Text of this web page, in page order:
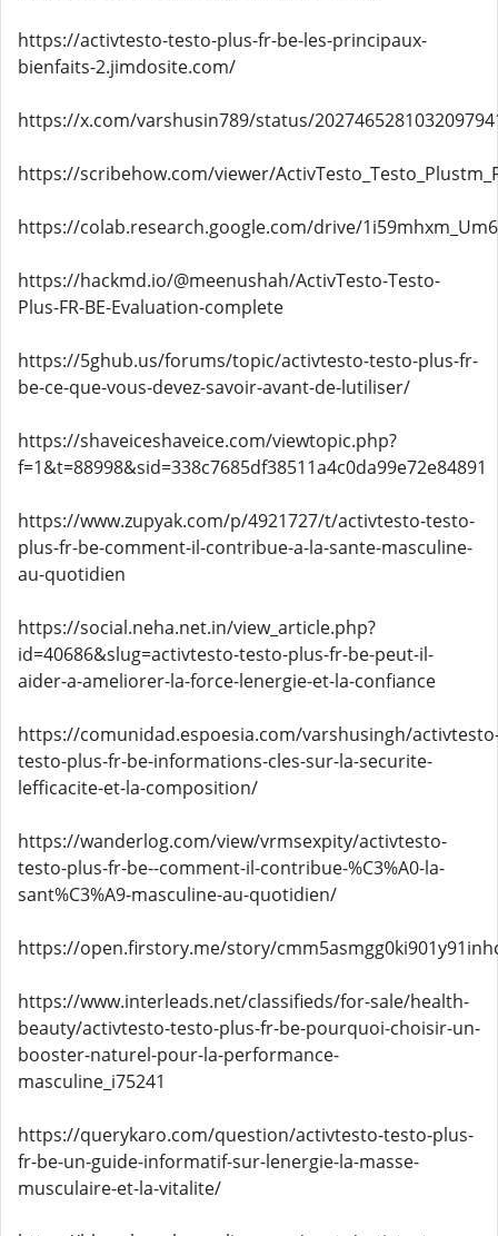
https://activtesto-testo-plus-fr-be-les-principaux-
bienfaits-2.jimdosite.com/
https://x.com/varshusin789/status/
https://scribehow.com/viewer/
https://colab.research.google.com/drive/
https://hackmd.io/@meenushah/ActivTesto-Testo-
Plus-FR-BE-Evaluation-complete
https://5ghub.us/forums/topic/activtesto-testo-plus-fr-
be-ce-que-vous-devez-savoir-avant-de-lutiliser/
https://shaveiceshaveice.com/viewtopic.php?
f=1&t=88998&sid=338c7685df38511a4c0da99e72e84891
https://www.zupyak.com/p/4921727/t/activtesto-testo-
plus-fr-be-comment-il-contribue-a-la-sante-masculine-
au-quotidien
https://social.neha.net.in/view_article.php?
id=40686&slug=activtesto-testo-plus-fr-be-peut-il-
aider-a-ameliorer-la-force-lenergie-et-la-confiance
https://comunidad.espoesia.com/varshusingh/
testo-plus-fr-be-informations-cles-sur-la-securite-
lefficacite-et-la-composition/
https://wanderlog.com/view/vrmsexpity/activtesto-
testo-plus-fr-be--comment-il-contribue-%C3%A0-la-
sant%C3%A9-masculine-au-quotidien/
https://open.firstory.me/story/
https://www.interleads.net/classifieds/for-sale/health-
beauty/activtesto-testo-plus-fr-be-pourquoi-choisir-un-
booster-naturel-pour-la-performance-
masculine_i75241
https://querykaro.com/question/activtesto-testo-plus-
fr-be-un-guide-informatif-sur-lenergie-la-masse-
musculaire-et-la-vitalite/